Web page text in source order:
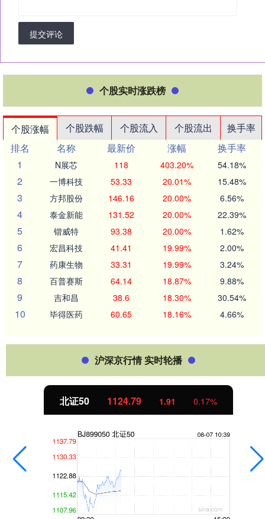
提交评论
个股实时涨跌榜
个股涨幅 个股跌幅 个股流入 个股流出
换手率
排名
名称 最新价 涨幅
换手率
1
N展芯 118 403.20% 54.18%
2 一博科技 53.33 20.01% 15.48%
3 方邦股份 146.16 20.00% 6.56%
4 泰金新能 131.52 20.00% 22.39%
5 锴威特 93.38 20.00% 1.62%
6 宏昌科技 41.41 19.99% 2.00%
7 药康生物 33.31 19.99% 3.24%
8 百普赛斯 64.14 18.87% 9.88%
9 吉和昌 38.6 18.30% 30.54%
10 毕得医药 60.65 18.16% 4.66%
沪深京行情 实时轮播
北证50 1124.79 1.91 0.17%